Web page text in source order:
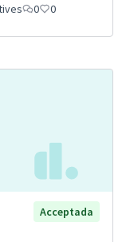
0 0
Acceptada